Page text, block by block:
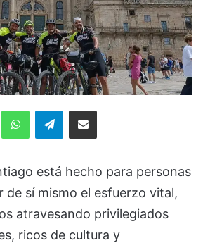
WhatsAppTelegramCompartir via Email
está hecho para personas
de sí mismo el esfuerzo vital,
atravesando privilegiados
ricos de cultura y